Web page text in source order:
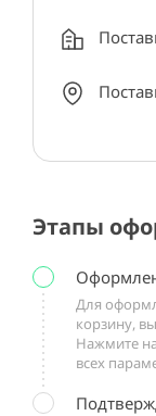
Этапы
Для
корзину,
Нажмите
всех